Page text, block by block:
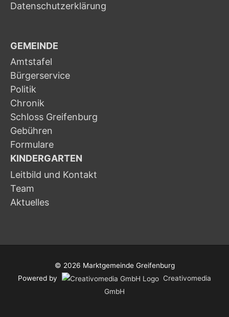
Datenschutzerklärung
GEMEINDE
Amtstafel
Bürgerservice
Politik
Chronik
Schloss Greifenburg
Gebühren
Formulare
KINDERGARTEN
Leitbild und Kontakt
Team
Aktuelles
© 2026 Marktgemeinde Greifenburg
Powered by
Creativomedia
GmbH